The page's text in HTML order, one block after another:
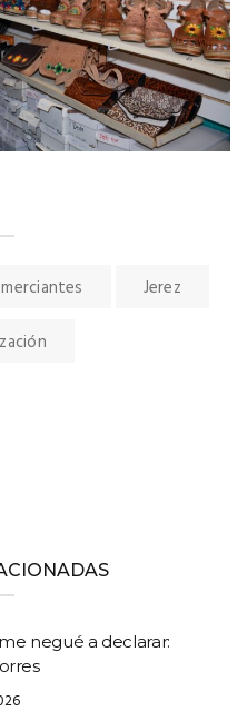
Jerez
negué a declarar: